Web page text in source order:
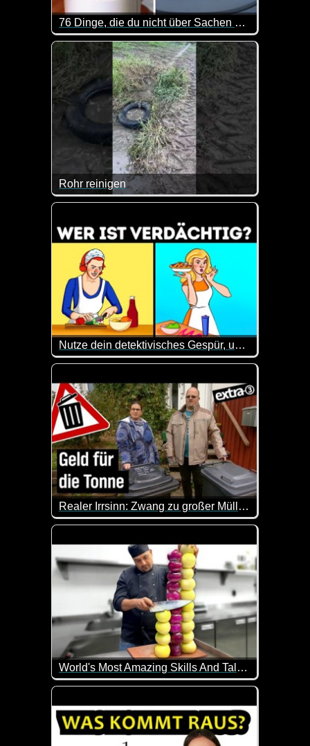
76 Dinge, die du nicht über Sachen weißt, die dich umgeben
Auch wenn man das ein oder andere bestimmt
Rohr reinigen
Das ist doch mal eine spezielle Methode, um ein
Nutze dein detektivisches Gespür, um 24 knifflige Rätsel zu knacken
Hier ist etwas Gehirnschmalz angesagt. Kannst
Realer Irrsinn: Zwang zu großer Mülltonne in Köln - extra 3
In Köln muss eine Familie eine teure 120 Liter-
World's Most Amazing Skills And Talent...
Diese Leute haben alle besondere Fähigkeiten